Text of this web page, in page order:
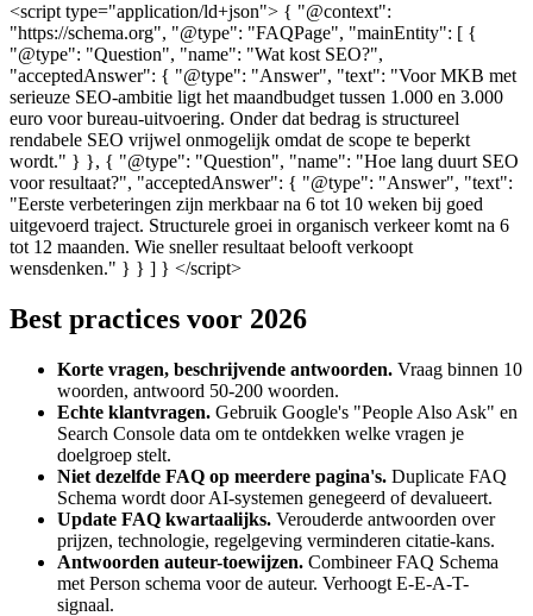
<script type="application/ld+json"> { "@context":
"https://schema.org", "@type": "FAQPage", "mainEntity": [ {
"@type": "Question", "name": "Wat kost SEO?",
"acceptedAnswer": { "@type": "Answer", "text": "Voor MKB met
serieuze SEO-ambitie ligt het maandbudget tussen 1.000 en 3.000
euro voor bureau-uitvoering. Onder dat bedrag is structureel
rendabele SEO vrijwel onmogelijk omdat de scope te beperkt
wordt." } }, { "@type": "Question", "name": "Hoe lang duurt SEO
voor resultaat?", "acceptedAnswer": { "@type": "Answer", "text":
"Eerste verbeteringen zijn merkbaar na 6 tot 10 weken bij goed
uitgevoerd traject. Structurele groei in organisch verkeer komt na 6
tot 12 maanden. Wie sneller resultaat belooft verkoopt
wensdenken." } } ] } </script>
Best practices voor 2026
Korte vragen, beschrijvende antwoorden. Vraag binnen 10
woorden, antwoord 50-200 woorden.
Echte klantvragen. Gebruik Google's "People Also Ask" en
Search Console data om te ontdekken welke vragen je
doelgroep stelt.
Niet dezelfde FAQ op meerdere pagina's. Duplicate FAQ
Schema wordt door AI-systemen genegeerd of devalueert.
Update FAQ kwartaalijks. Verouderde antwoorden over
prijzen, technologie, regelgeving verminderen citatie-kans.
Antwoorden auteur-toewijzen. Combineer FAQ Schema
met Person schema voor de auteur. Verhoogt E-E-A-T-
signaal.